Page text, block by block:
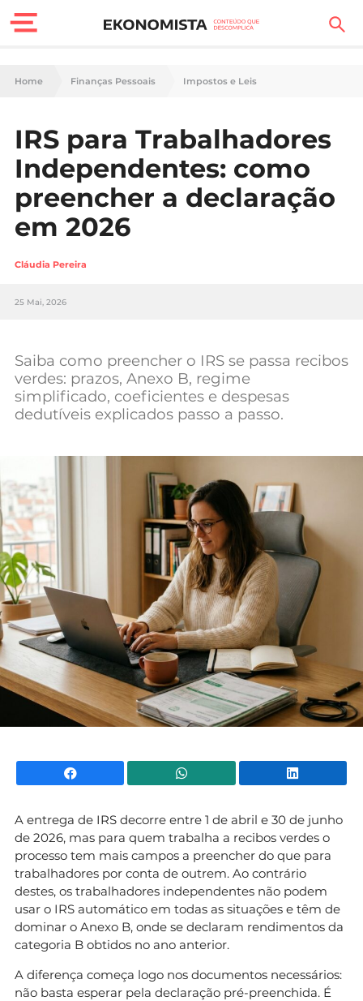
Finanças Pessoais
Carreira
Casa
Lifestyle
Sociedade
Tecnologia
Negócios
Mundial 2026
Home Finanças Pessoais Impostos e Leis
IRS para Trabalhadores
Independentes: como
preencher a declaração
em 2026
Cláudia Pereira
25 Mai, 2026
Saiba como preencher o IRS se passa recibos
verdes: prazos, Anexo B, regime
simplificado, coeficientes e despesas
dedutíveis explicados passo a passo.
Facebook WhatsApp
A entrega de IRS decorre entre 1 de abril e 30 de junho
de 2026, mas para quem trabalha a recibos verdes o
processo tem mais campos a preencher do que para
trabalhadores por conta de outrem. Ao contrário
destes, os trabalhadores independentes não podem
usar o IRS automático em todas as situações e têm de
dominar o Anexo B, onde se declaram rendimentos da
categoria B obtidos no ano anterior.
A diferença começa logo nos documentos necessários:
não basta esperar pela declaração pré-preenchida. É